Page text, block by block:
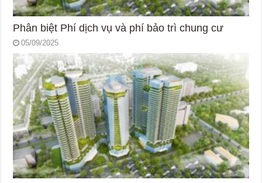
Phân biệt Phí dịch vụ và phí bảo trì chung cư
05/09/2025